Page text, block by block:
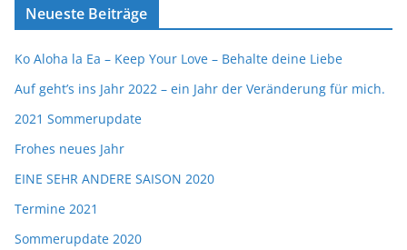
Neueste Beiträge
Ko Aloha la Ea – Keep Your Love – Behalte deine Liebe
Auf geht’s ins Jahr 2022 – ein Jahr der Veränderung für mich.
2021 Sommerupdate
Frohes neues Jahr
EINE SEHR ANDERE SAISON 2020
Termine 2021
Sommerupdate 2020